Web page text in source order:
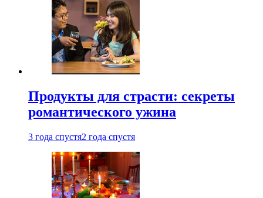
Продукты для страсти: секреты
романтического ужина
3 года спустя2 года спустя